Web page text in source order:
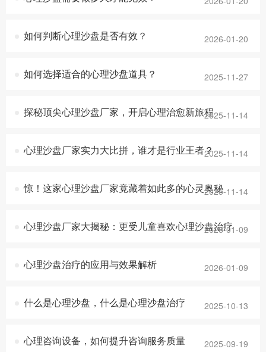
如何判断心理沙盘是否有效？ 2026-01-20
如何选择适合的心理沙盘道具？ 2025-11-27
探秘顶尖心理沙盘厂家，开启心理治愈新旅程2025-11-14
心理沙盘厂家实力大比拼，谁才是行业王者？2025-11-14
惊！这家心理沙盘厂家竟藏着如此多的心灵奥秘2025-11-14
心理沙盘厂家大揭秘：更受儿童喜欢心理沙盘治疗
2026-01-09
心理沙盘治疗的应用与效果解析 2026-01-09
什么是心理沙盘，什么是心理沙盘治疗 2025-10-13
心理咨询设备，如何提升咨询服务质量 2025-09-19